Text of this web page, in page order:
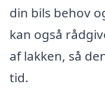
din bils behov
kan også
af lakken, så
tid.